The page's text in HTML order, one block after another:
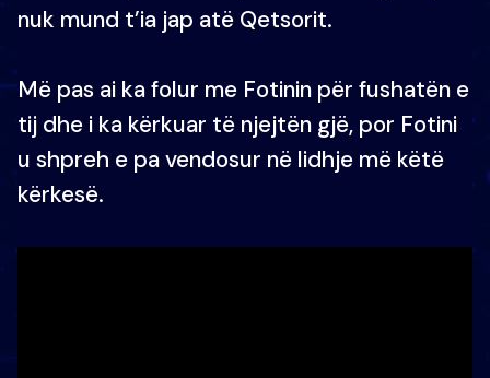
nuk mund t’ia jap atë Qetsorit.
Më pas ai ka folur me Fotinin për fushatën e
tij dhe i ka kërkuar të njejtën gjë, por Fotini
u shpreh e pa vendosur në lidhje më këtë
kërkesë.